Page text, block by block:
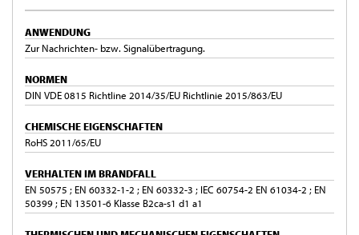
ANWENDUNG
Zur Nachrichten- bzw. Signalübertragung.
NORMEN
DIN VDE 0815 Richtline 2014/35/EU Richtlinie 2015/863/EU
CHEMISCHE EIGENSCHAFTEN
RoHS 2011/65/EU
VERHALTEN IM BRANDFALL
EN 50575 ; EN 60332-1-2 ; EN 60332-3 ; IEC 60754-2 EN 61034-2 ; EN
50399 ; EN 13501-6 Klasse B2ca-s1 d1 a1